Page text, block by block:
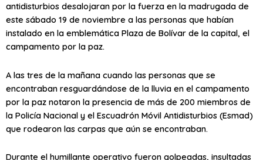
antidisturbios desalojaran por la fuerza en la madrugada de
este sábado 19 de noviembre a las personas que habían
instalado en la emblemática Plaza de Bolívar de la capital, el
campamento por la paz.
A las tres de la mañana cuando las personas que se
encontraban resguardándose de la lluvia en el campamento
por la paz notaron la presencia de más de 200 miembros de
la Policía Nacional y el Escuadrón Móvil Antidisturbios (Esmad)
que rodearon las carpas que aún se encontraban.
Durante el humillante operativo fueron golpeadas, insultadas